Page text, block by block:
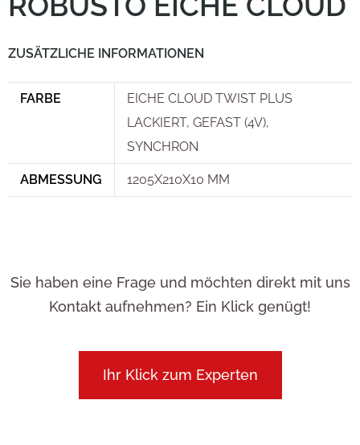
ZUSÄTZLICHE INFORMATIONEN
FARBE
EICHE CLOUD TWIST PLUS
LACKIERT, GEFAST (4V),
SYNCHRON
ABMESSUNG 1205X210X10 MM
Sie haben eine Frage und möchten direkt mit uns
Kontakt aufnehmen? Ein Klick genügt!
Ihr Klick zum Experten